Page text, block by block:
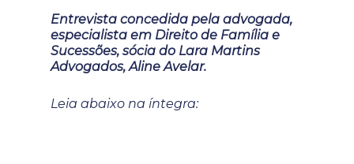
Entrevista concedida pela advogada,
especialista em Direito de Família e
Sucessões, sócia do Lara Martins
Advogados, Aline Avelar.
Leia abaixo na íntegra: